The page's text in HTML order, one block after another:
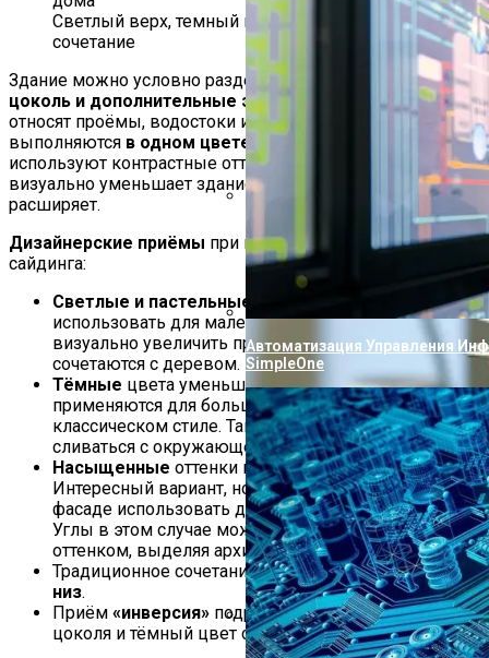
Почему Вода Из Скважины
Проверка Воды Из Скважины
Автоматизация Управления
SimpleOne
Светлый верх, темный низ — классическое
сочетание
Здание можно условно разделить на
кровлю, стены,
цоколь и дополнительные элементы
, к которым
относят проёмы, водостоки и т. п.
чаще всего
выполняются в одном цвете с цоколем
используют контрастные оттенки. Первый вариант
визуально уменьшает здание, а второй, наоборот,
расширяет.
Дизайнерские приёмы при подборе цветовой гаммы
сайдинга:
Светлые и пастельные
использовать для маленьких строений, чтобы
визуально увеличить пространство. Они идеально
сочетаются с деревом.
Тёмные цвета уменьшают объём, поэтому
применяются для больших домов, построенных в
классическом стиле. Такой ход помогает зданию
сливаться с окружающей природой.
Насыщенные оттенки придают зданию свежесть.
Интересный вариант, но не рекомендуется на
фасаде использовать два и более ярких цвета.
Углы в этом случае можно отделать контрастным
оттенком, выделяя архитектурный стиль.
Традиционное сочетание –светлый верх, тёмный
низ.
Приём «инверсия» подразумевает светлые тона
цоколя и тёмный цвет стен.